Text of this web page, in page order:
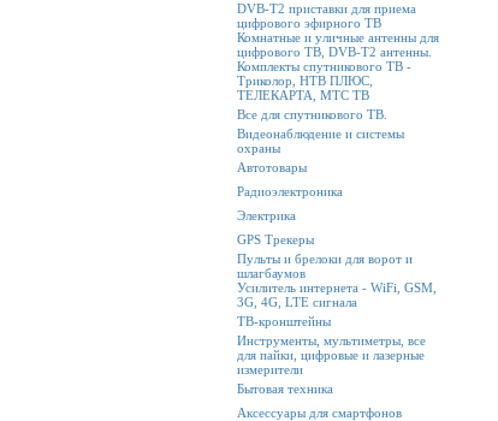
DVB-T2 приставки для приема
цифрового эфирного ТВ
Комнатные и уличные антенны для
цифрового ТВ, DVB-T2 антенны.
Комплекты спутникового ТВ -
Триколор, НТВ ПЛЮС,
ТЕЛЕКАРТА, МТС ТВ
Все для спутникового ТВ.
Видеонаблюдение и системы
охраны
Автотовары
Радиоэлектроника
Электрика
GPS Трекеры
Пульты и брелоки для ворот и
шлагбаумов
Усилитель интернета - WiFi, GSM,
3G, 4G, LTE сигнала
ТВ-кронштейны
Инструменты, мультиметры, все
для пайки, цифровые и лазерные
измерители
Бытовая техника
Аксессуары для смартфонов